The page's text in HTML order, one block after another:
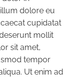
dolore eu
cupidatat
mollit
sit amet,
tempor
Ut enim ad